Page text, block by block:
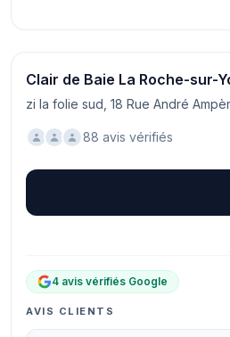
Clair de Baie La Roche-sur-
zi la folie sud, 18 Rue André
88 avis vérifiés
4 avis vérifiés Google
AVIS CLIENTS